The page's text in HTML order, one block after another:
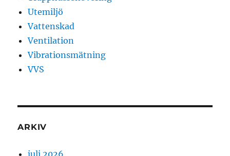
Utemiljö
Vattenskad
Ventilation
Vibrationsmätning
VVS
ARKIV
juli 2026